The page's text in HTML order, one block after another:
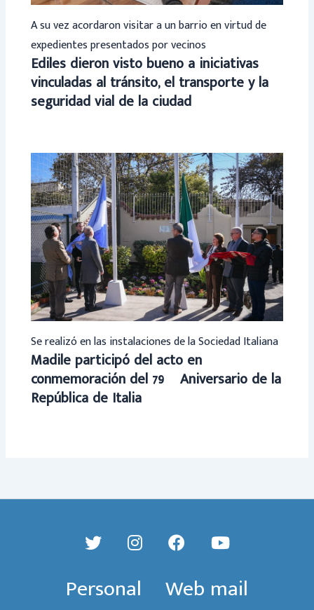
A su vez acordaron visitar a un barrio en virtud de
expedientes presentados por vecinos
Ediles dieron visto bueno a iniciativas
vinculadas al tránsito, el transporte y la
seguridad vial de la ciudad
Se realizó en las instalaciones de la Sociedad Italiana
Madile participó del acto en
conmemoración del 79º Aniversario de la
República de Italia
Personal Web mail